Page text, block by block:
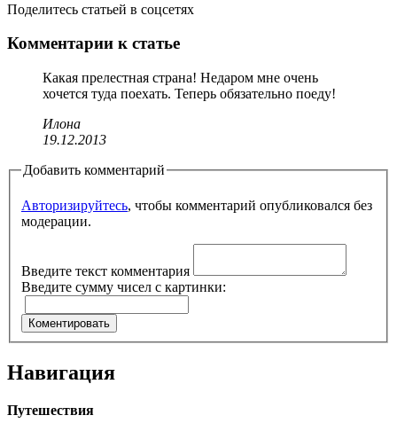
Поделитесь статьей в соцсетях
Комментарии к статье
Какая прелестная страна! Недаром мне очень
хочется туда поехать. Теперь обязательно поеду!
Илона
19.12.2013
Добавить комментарий
Авторизируйтесь, чтобы комментарий опубликовался без
модерации.
Введите текст комментария
Введите сумму чисел с картинки:
Навигация
Путешествия